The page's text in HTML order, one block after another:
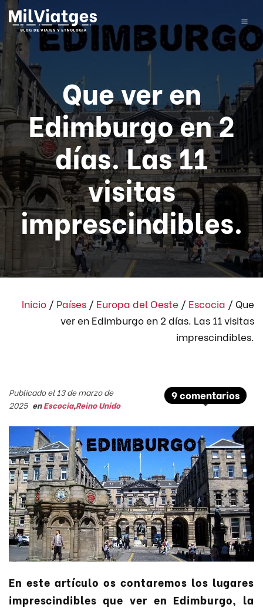
Que ver en
Edimburgo en 2
días. Las 11
visitas
imprescindibles.
Inicio / Países / Europa del Oeste / Escocia / Que
ver en Edimburgo en 2 días. Las 11 visitas
imprescindibles.
9 comentarios
Publicado el 13 de marzo de
2025 enEscocia,Reino Unido
En este artículo os contaremos los lugares
imprescindibles que ver en Edimburgo, la